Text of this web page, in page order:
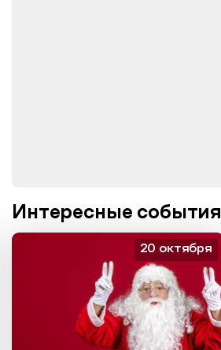
Интересные события
20 октября